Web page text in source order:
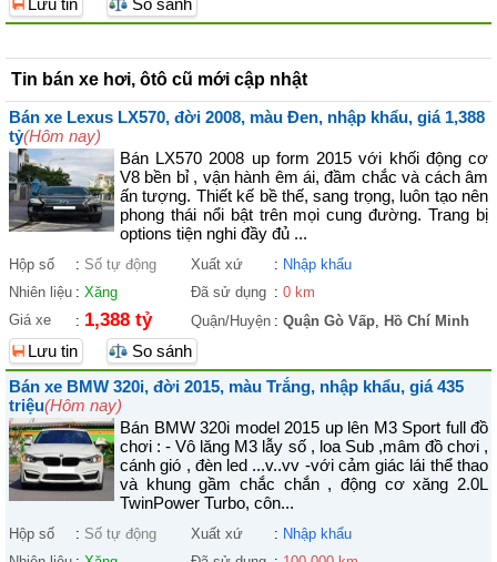
Lưu tin So sánh
Tin bán xe hơi, ôtô cũ mới cập nhật
Bán xe Lexus LX570, đời 2008, màu Đen, nhập khẩu, giá 1,388
tỷ(Hôm nay)
Bán LX570 2008 up form 2015 với khối động cơ
V8 bền bỉ , vận hành êm ái, đầm chắc và cách âm
ấn tượng. Thiết kế bề thế, sang trọng, luôn tạo nên
phong thái nổi bật trên mọi cung đường. Trang bị
options tiện nghi đầy đủ ...
Hộp số : Số tự động Xuất xứ : Nhập khẩu
Nhiên liệu : Xăng Đã sử dụng : 0 km
Giá xe
: 1,388 tỷ Quận/Huyện : Quận Gò Vấp, Hồ Chí Minh
Lưu tin
So sánh
Bán xe BMW 320i, đời 2015, màu Trắng, nhập khẩu, giá 435
triệu(Hôm nay)
Bán BMW 320i model 2015 up lên M3 Sport full đồ
chơi : - Vô lăng M3 lẫy số , loa Sub ,mâm đồ chơi ,
cánh gió , đèn led ...v..vv -với cảm giác lái thể thao
và khung gầm chắc chắn , động cơ xăng 2.0L
TwinPower Turbo, côn...
Hộp số : Số tự động Xuất xứ : Nhập khẩu